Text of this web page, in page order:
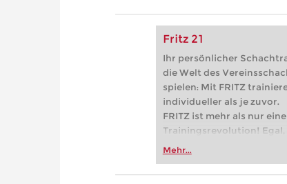
Fritz 21
Ihr persönlicher
die Welt des
spielen: Mit FRITZ
individueller als je zuvor.
FRITZ ist mehr als nur
Trainingsrevolution!
Vereinsschachs machen
zuvor.
Mehr...